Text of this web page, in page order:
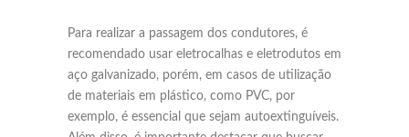
Para realizar a passagem dos condutores, é
recomendado usar eletrocalhas e eletrodutos em
aço galvanizado, porém, em casos de utilização
de materiais em plástico, como PVC, por
exemplo, é essencial que sejam autoextinguíveis.